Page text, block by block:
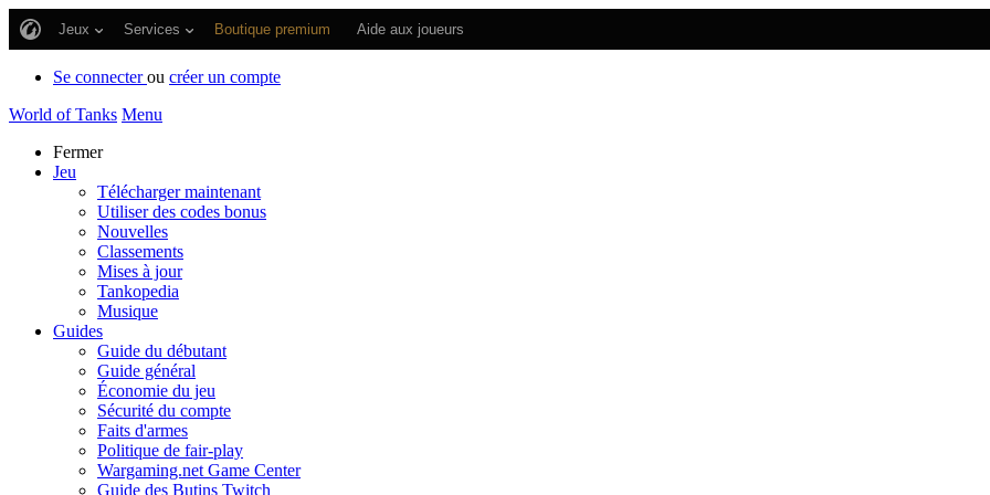
Jeux Services Boutique premium Aide aux joueurs
Se connecter ou créer un compte
World of Tanks Menu
Fermer
Jeu
Télécharger maintenant
Utiliser des codes bonus
Nouvelles
Classements
Mises à jour
Tankopedia
Musique
Guides
Guide du débutant
Guide général
Économie du jeu
Sécurité du compte
Faits d'armes
Politique de fair-play
Wargaming.net Game Center
Guide des Butins Twitch